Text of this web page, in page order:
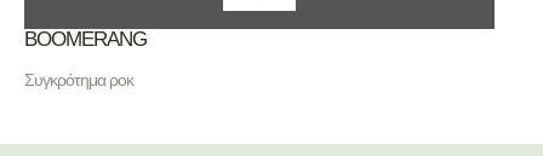
BOOMERANG
Συγκρότημα ροκ